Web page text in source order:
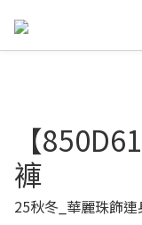
【
褲
25秋冬_華麗珠飾連